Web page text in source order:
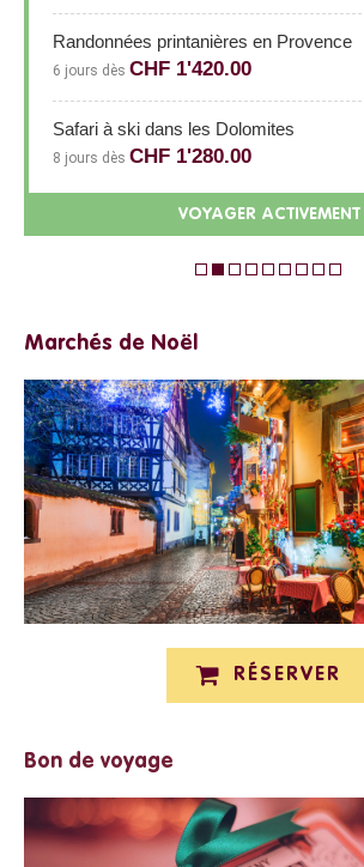
Randonnées printanières en Provence
6 jours dèsCHF 1'420.00
Safari à ski dans les Dolomites
8 jours dèsCHF 1'280.00
VOYAGER ACTIVEMENT
Marchés de Noël
RÉSERVER
Bon de voyage